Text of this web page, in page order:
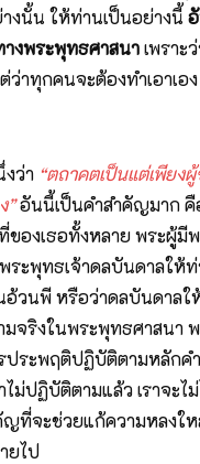
งนั้น ให้ท่านเป็นอย่างนี้
งพระพุทธศาสนาเพราะ
ว่าทุกคนจะต้องทำเอาเอ
ว่า “ตถาคตเป็นแต่เพียง
”อันนี้เป็นคำสำคัญมาก คื
ของเธอทั้งหลาย พระผู้มี
ระพุทธเจ้าดลบันดาลให้
วนพี หรือว่าดลบันดาลใ
จริงในพระพุทธศาสนา พ
รประพฤติปฏิบัติตามหลัก
ม่ปฏิบัติตามแล้ว เราจะไ
ญที่จะช่วยแก้ความหลงใ
ยไป